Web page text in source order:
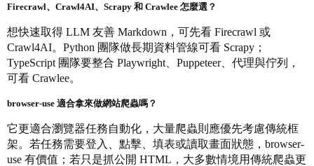
Firecrawl、Crawl4AI、Scrapy 和 Crawlee 怎麼選？
想快速取得 LLM 友善 Markdown，可先看 Firecrawl 或
Crawl4AI。Python 團隊做長期資料管線可看 Scrapy；
TypeScript 團隊要整合 Playwright、Puppeteer、代理與佇列，
可看 Crawlee。
browser-use 適合拿來做網站爬蟲嗎？
它更適合瀏覽器任務自動化，大量爬蟲則應優先考慮傳統框
架。若任務需要登入、點擊、填表或讀取畫面狀態，browser-
use 有價值；若只是抓公開 HTML，大多數情境用傳統爬蟲更